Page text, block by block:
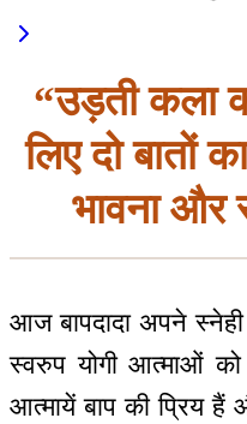
“उड़ती कला
लिए दो बातों
भावना और
आज बापदादा अपने
स्वरुप योगी आत्माओं
आत्मायें बाप की प्रिय